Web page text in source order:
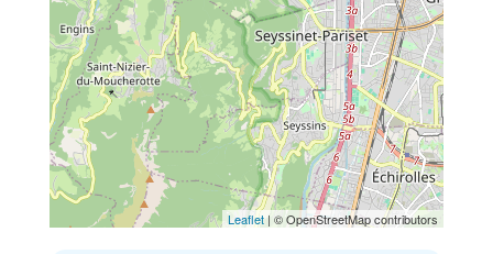
Leaflet | © OpenStreetMap contributors